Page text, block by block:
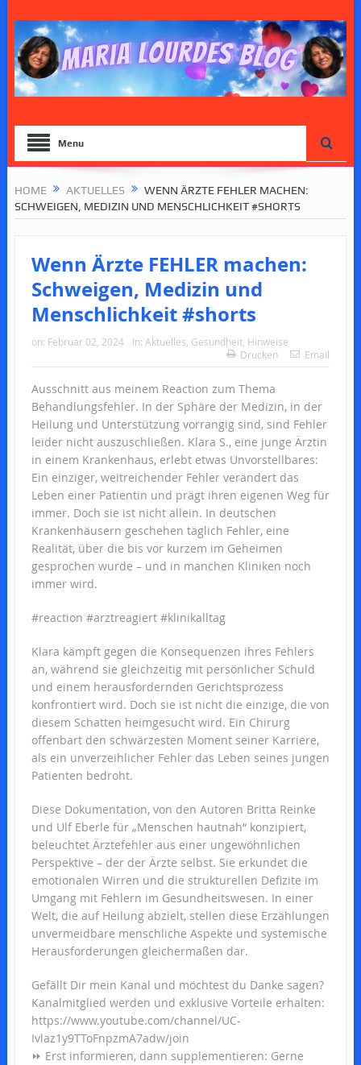
Menu
HOME AKTUELLES
WENN ÄRZTE FEHLER MACHEN:
SCHWEIGEN, MEDIZIN UND MENSCHLICHKEIT #SHORTS
Wenn Ärzte FEHLER machen:
Schweigen, Medizin und
Menschlichkeit #shorts
on: Februar 02, 2024 In: Aktuelles, Gesundheit, Hinweise
Drucken
Email
Ausschnitt aus meinem Reaction zum Thema
Behandlungsfehler. In der Sphäre der Medizin, in der
Heilung und Unterstützung vorrangig sind, sind Fehler
leider nicht auszuschließen. Klara S., eine junge Ärztin
in einem Krankenhaus, erlebt etwas Unvorstellbares:
Ein einziger, weitreichender Fehler verändert das
Leben einer Patientin und prägt ihren eigenen Weg für
immer. Doch sie ist nicht allein. In deutschen
Krankenhäusern geschehen täglich Fehler, eine
Realität, über die bis vor kurzem im Geheimen
gesprochen wurde – und in manchen Kliniken noch
immer wird.
#reaction #arztreagiert #klinikalltag
Klara kämpft gegen die Konsequenzen ihres Fehlers
an, während sie gleichzeitig mit persönlicher Schuld
und einem herausfordernden Gerichtsprozess
konfrontiert wird. Doch sie ist nicht die einzige, die von
diesem Schatten heimgesucht wird. Ein Chirurg
offenbart den schwärzesten Moment seiner Karriere,
als ein unverzeihlicher Fehler das Leben seines jungen
Patienten bedroht.
Diese Dokumentation, von den Autoren Britta Reinke
und Ulf Eberle für „Menschen hautnah“ konzipiert,
beleuchtet Ärztefehler aus einer ungewöhnlichen
Perspektive – der der Ärzte selbst. Sie erkundet die
emotionalen Wirren und die strukturellen Defizite im
Umgang mit Fehlern im Gesundheitswesen. In einer
Welt, die auf Heilung abzielt, stellen diese Erzählungen
unvermeidbare menschliche Aspekte und systemische
Herausforderungen gleichermaßen dar.
Gefällt Dir mein Kanal und möchtest du Danke sagen?
Kanalmitglied werden und exklusive Vorteile erhalten:
https://www.youtube.com/channel/UC-
Ivlaz1y9TToFnpzmA7adw/join
⏩ Erst informieren, dann supplementieren: Gerne